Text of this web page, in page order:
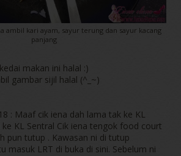
ambil kari ayam, sayur terung dan sayur kacang
panjang
makan ini halal :)
gambar sijil halal (^_~)
: Maaf cik iena dah lama tak ke KL
KL Sentral Cik iena tengok food court
pun tutup . Kawasan ni di tutup
masuk LRT di buka di sini. Sebelum ni